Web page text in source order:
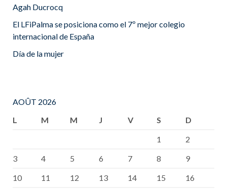
Agah Ducrocq
El LFiPalma se posiciona como el 7º mejor colegio
internacional de España
Día de la mujer
AOÛT 2026
L
M M J V S
D
1
2
3
4 5 6 7 8
9
10
11 12 13 14 15
16